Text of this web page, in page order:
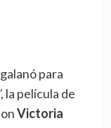
, la película de
Victoria